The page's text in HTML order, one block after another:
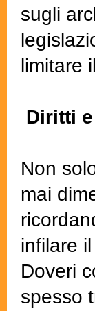
sugli
limitare
Diritti
Non
mai
infilare
Doveri
spesso